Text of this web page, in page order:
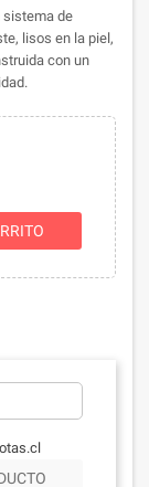
sistema de
lisos en la piel,
con un